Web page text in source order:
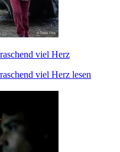
viel Herz
viel Herz lesen